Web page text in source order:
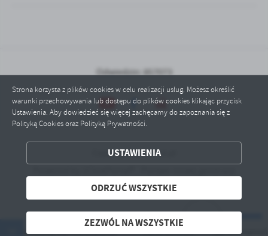
Strona korzysta z plików cookies w celu realizacji usług. Możesz określić
warunki przechowywania lub dostępu do plików cookies klikając przycisk
Ustawienia. Aby dowiedzieć się więcej zachęcamy do zapoznania się z
Polityką Cookies oraz Polityką Prywatności.
USTAWIENIA
ODRZUĆ WSZYSTKIE
ZEZWÓL NA WSZYSTKIE
ZAPISZ WYBRANE
ODRZUĆ WSZYSTKIE
ZEZWÓL NA WSZYSTKIE
Odwiedzin: 857073
Copyright by narol.pl
graniczną wymiany pieca? Centralna Ewidencja